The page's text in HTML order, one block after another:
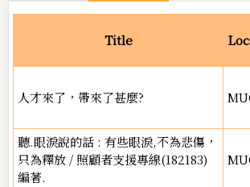
Title
人才來了，帶來了甚麼?
聽.眼淚說的話 : 有些眼淚,不為悲傷，
只為釋放 / 照顧者支援專線(182183)
編著.